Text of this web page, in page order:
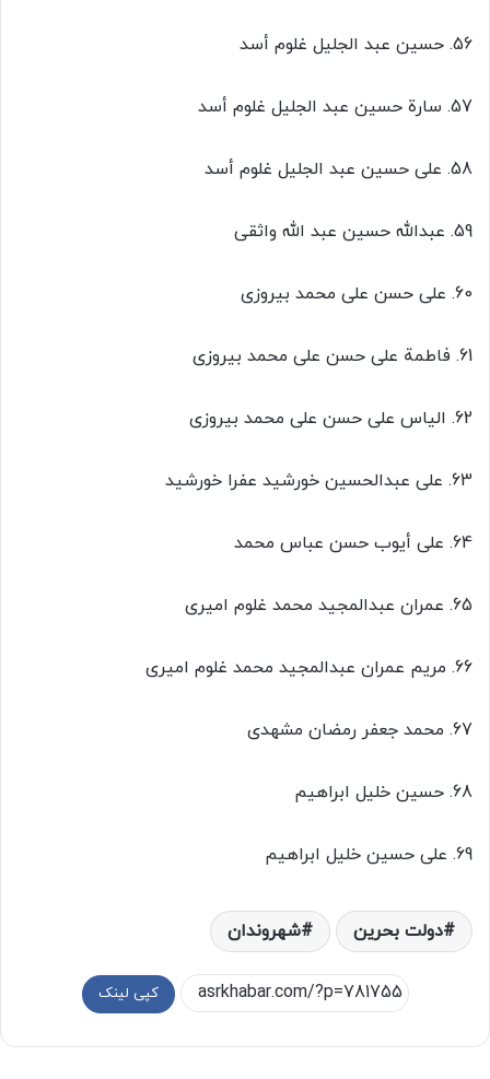
56. حسین عبد الجلیل غلوم أسد
57. سارة حسین عبد الجلیل غلوم أسد
58. علی حسین عبد الجلیل غلوم أسد
59. عبدالله حسین عبد الله واثقی
60. علی حسن علی محمد بیروزی
61. فاطمة علی حسن علی محمد بیروزی
62. الیاس علی حسن علی محمد بیروزی
63. علی عبدالحسین خورشید عفرا خورشید
64. علی أیوب حسن عباس محمد
65. عمران عبدالمجید محمد غلوم امیری
66. مریم عمران عبدالمجید محمد غلوم امیری
67. محمد جعفر رمضان مشهدی
68. حسین خلیل ابراهیم
69. علی حسین خلیل ابراهیم
دولت بحرین شهروندان
کپی لینک